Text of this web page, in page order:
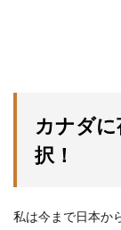
カナダ
択！
私は今まで日本か